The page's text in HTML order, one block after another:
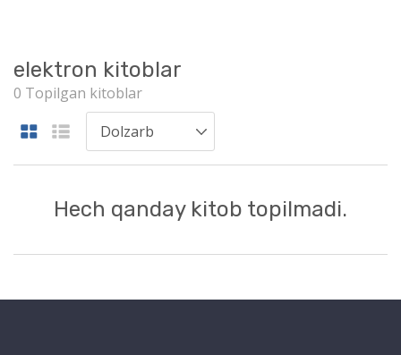
elektron kitoblar
0 Topilgan kitoblar
Hech qanday kitob topilmadi.